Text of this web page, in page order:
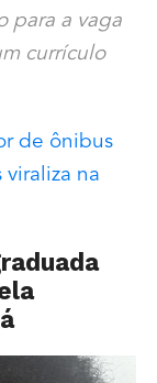
para a vaga
currículo
de ônibus
na